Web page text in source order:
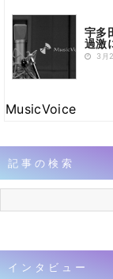
宇多
過激
3月
MusicVoice
記事の検索
インタビュー